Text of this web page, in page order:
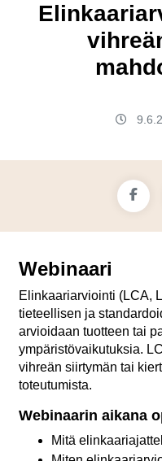
Webinaari
Elinkaariarviointi (LCA,
tieteellisen ja
arvioidaan tuotteen tai
ympäristövaikutuksia.
vihreän siirtymän tai
toteutumista.
Webinaarin aikana
Mitä